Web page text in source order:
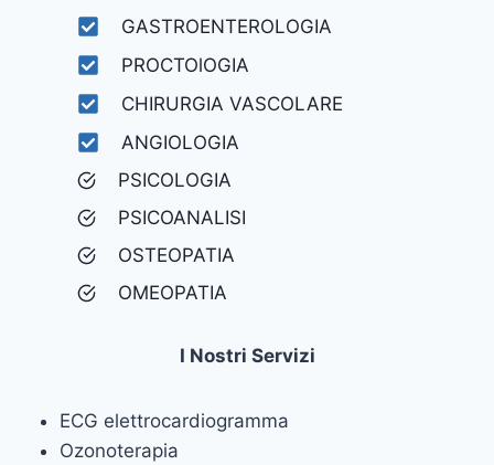
GASTROENTEROLOGIA
PROCTOlOGIA
CHIRURGIA VASCOLARE
ANGIOLOGIA
PSICOLOGIA
PSICOANALISI
OSTEOPATIA
OMEOPATIA
I Nostri Servizi
ECG elettrocardiogramma
Ozonoterapia